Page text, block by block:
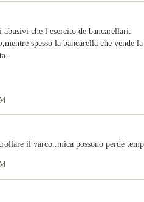
che l esercito de bancarellari.
spesso la bancarella che vende
il varco..mica possono perdè